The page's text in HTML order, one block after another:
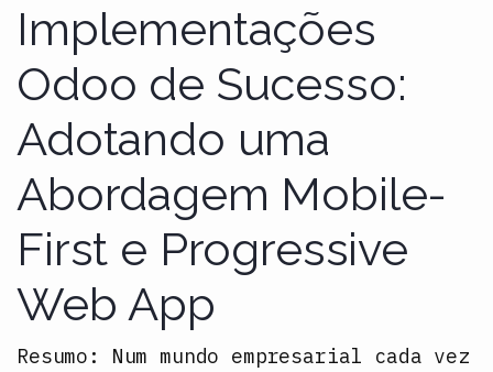
Implementações
Odoo de Sucesso:
Adotando uma
Abordagem Mobile-
First e Progressive
Web App
Resumo:
Num mundo empresarial cada vez